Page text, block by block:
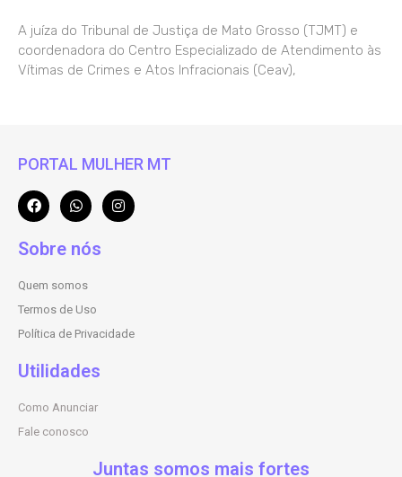
A juíza do Tribunal de Justiça de Mato Grosso (TJMT) e
coordenadora do Centro Especializado de Atendimento às
Vítimas de Crimes e Atos Infracionais (Ceav),
PORTAL MULHER MT
Sobre nós
Quem somos
Termos de Uso
Política de Privacidade
Utilidades
Como Anunciar
Fale conosco
Juntas somos mais fortes